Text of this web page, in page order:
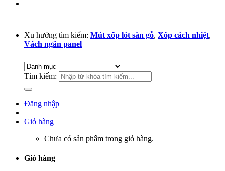
Xu hướng tìm kiếm: Mút xốp lót sàn gỗ, Xốp cách nhiệt,
Vách ngăn panel
Tìm kiếm:
Đăng nhập
Giỏ hàng
Chưa có sản phẩm trong giỏ hàng.
Giỏ hàng